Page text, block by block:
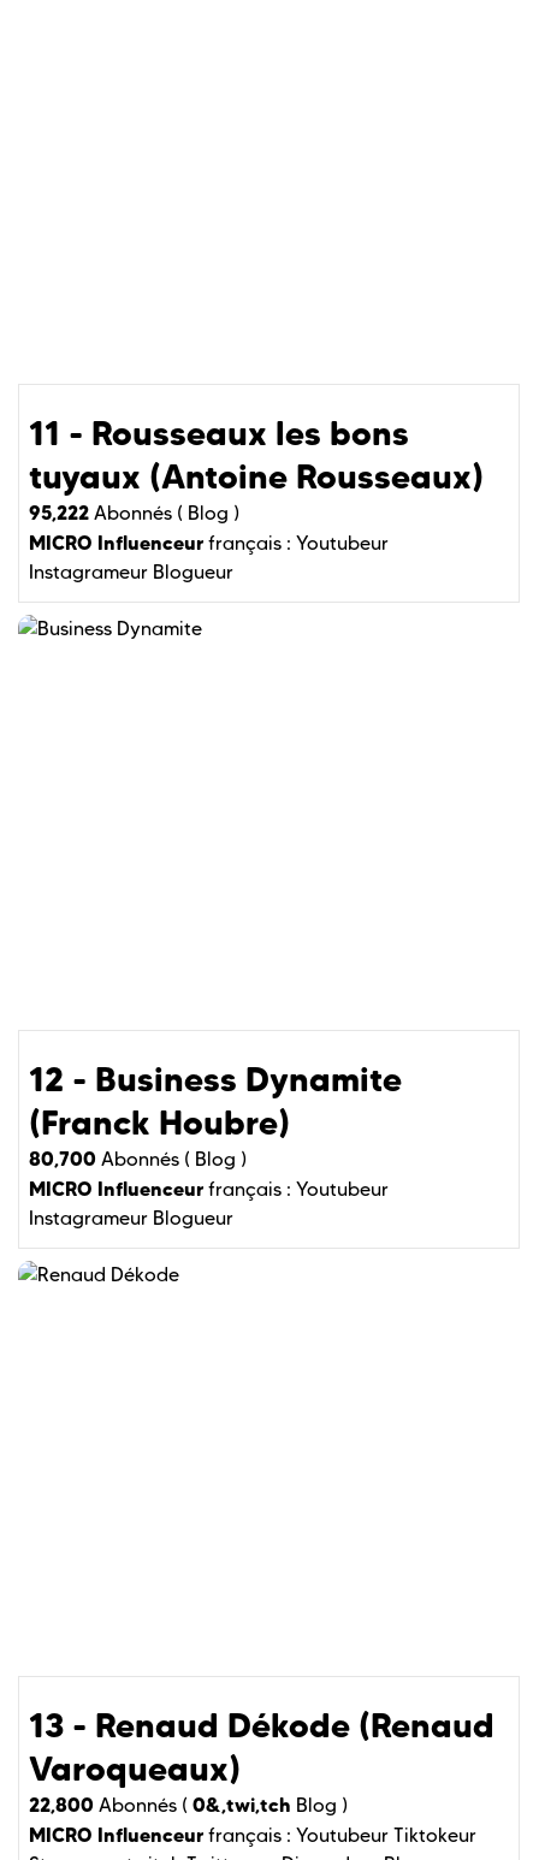
11 - Rousseaux les bons
tuyaux (Antoine Rousseaux)
95,222 Abonnés ( Blog )
MICRO Influenceur français : Youtubeur
Instagrameur Blogueur
12 - Business Dynamite
(Franck Houbre)
80,700 Abonnés ( Blog )
MICRO Influenceur français : Youtubeur
Instagrameur Blogueur
13 - Renaud Dékode (Renaud
Varoqueaux)
22,800 Abonnés ( 0&,twi,tch Blog )
MICRO Influenceur français : Youtubeur Tiktokeur